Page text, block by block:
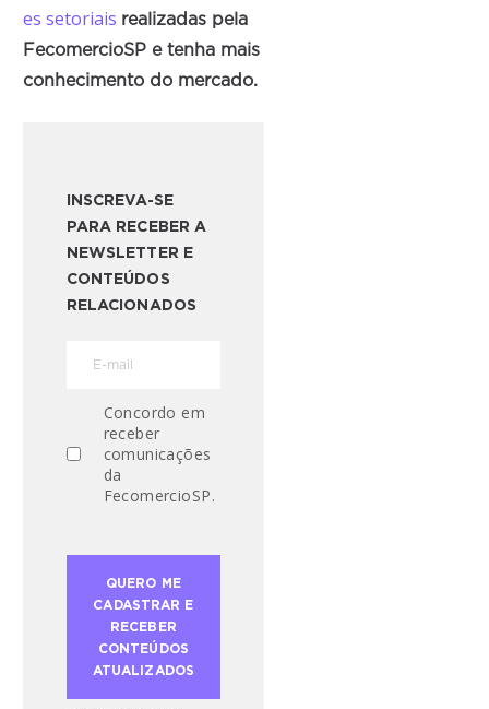
es setoriais realizadas pela
FecomercioSP e tenha mais
conhecimento do mercado.
INSCREVA-SE
PARA RECEBER A
NEWSLETTER E
CONTEÚDOS
RELACIONADOS
Concordo em
receber
comunicações
da
FecomercioSP.